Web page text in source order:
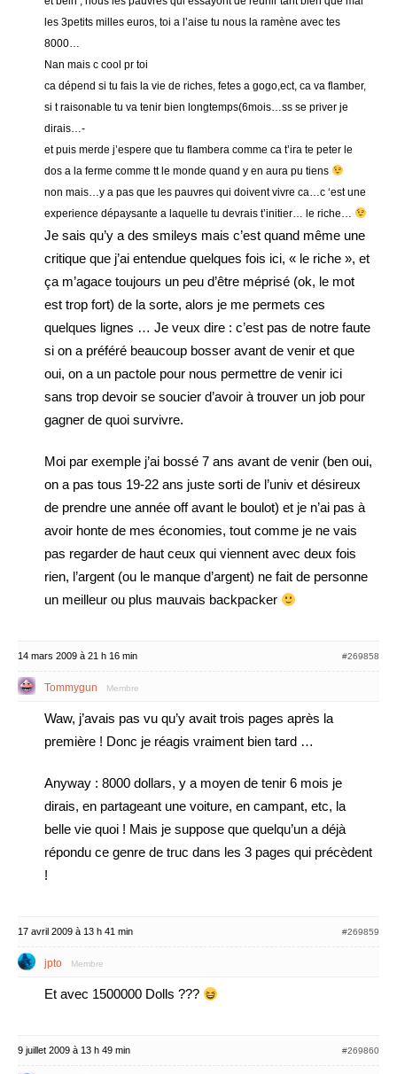
les 3petits milles euros, toi a l’aise tu nous la ramène avec tes
8000…
Nan mais c cool pr toi
ca dépend si tu fais la vie de riches, fetes a gogo,ect, ca va flamber,
si t raisonable tu va tenir bien longtemps(6mois…ss se priver je
dirais…-
et puis merde j’espere que tu flambera comme ca t’ira te peter le
dos a la ferme comme tt le monde quand y en aura pu tiens
non mais…y a pas que les pauvres qui doivent vivre ca…c ‘est une
experience dépaysante a laquelle tu devrais t’initier… le riche…
Je sais qu’y a des smileys mais c’est quand même une
critique que j’ai entendue quelques fois ici, « le riche », et
ça m’agace toujours un peu d’être méprisé (ok, le mot
est trop fort) de la sorte, alors je me permets ces
quelques lignes … Je veux dire : c’est pas de notre faute
si on a préféré beaucoup bosser avant de venir et que
oui, on a un pactole pour nous permettre de venir ici
sans trop devoir se soucier d’avoir à trouver un job pour
gagner de quoi survivre.
Moi par exemple j’ai bossé 7 ans avant de venir (ben oui,
on a pas tous 19-22 ans juste sorti de l’univ et désireux
de prendre une année off avant le boulot) et je n’ai pas à
avoir honte de mes économies, tout comme je ne vais
pas regarder de haut ceux qui viennent avec deux fois
rien, l’argent (ou le manque d’argent) ne fait de personne
un meilleur ou plus mauvais backpacker
14 mars 2009 à 21 h 16 min #269858
Tommygun Membre
Waw, j’avais pas vu qu’y avait trois pages après la
première ! Donc je réagis vraiment bien tard …
Anyway : 8000 dollars, y a moyen de tenir 6 mois je
dirais, en partageant une voiture, en campant, etc, la
belle vie quoi ! Mais je suppose que quelqu’un a déjà
répondu ce genre de truc dans les 3 pages qui précèdent
!
17 avril 2009 à 13 h 41 min #269859
jpto Membre
Et avec 1500000 Dolls ???
9 juillet 2009 à 13 h 49 min #269860